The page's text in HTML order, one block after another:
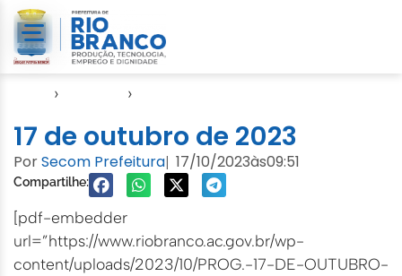
› ›
17 de outubro de 2023
PorSecom Prefeitura| 17/10/2023às09:51
Compartilhe:
[pdf-embedder
url=”https://www.riobranco.ac.gov.br/wp-
content/uploads/2023/10/PROG.-17-DE-OUTUBRO-